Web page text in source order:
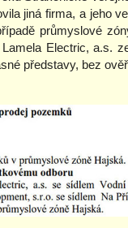
jiná firma, a jeho
průmyslové
Electric, a.s.
představy, bez